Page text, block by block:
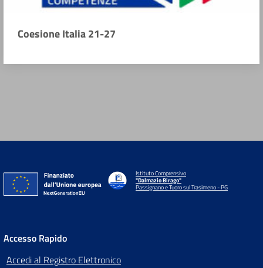
Coesione Italia 21-27
Istituto Comprensivo
"Dalmazio Birago"
Passignano e Tuoro sul Trasimeno - PG
Accesso Rapido
Accedi al Registro Elettronico